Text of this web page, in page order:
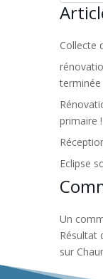
Collecte
terminée
primaire !
Eclipse
Un
Résultat
sur